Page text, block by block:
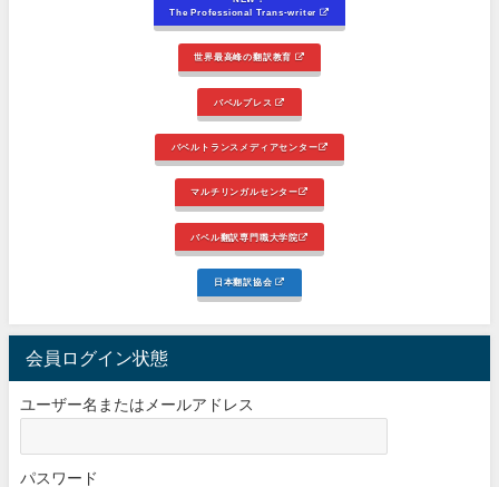
The Professional Trans-writer
世界最高峰の翻訳教育
バベルプレス
バベルトランスメディアセンター
マルチリンガルセンター
バベル翻訳専門職大学院
日本翻訳協会
会員ログイン状態
ユーザー名またはメールアドレス
パスワード